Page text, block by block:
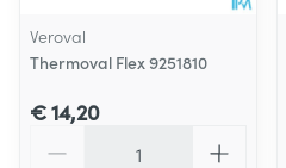
Veroval
Thermoval Flex 9251810
€ 14,20